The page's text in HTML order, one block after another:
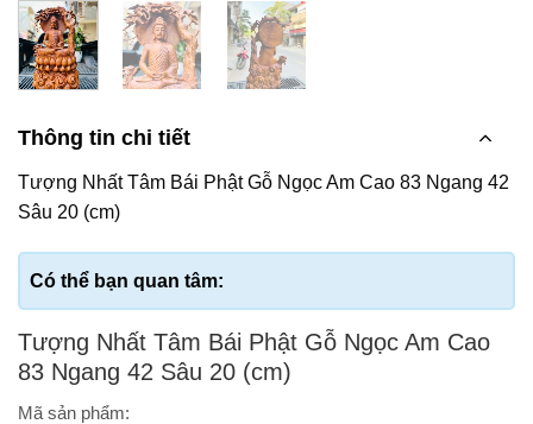
Thông tin chi tiết
Tượng Nhất Tâm Bái Phật Gỗ Ngọc Am Cao 83 Ngang 42
Sâu 20 (cm)
Tượng Nhất Tâm Bái Phật Gỗ Ngọc Am Cao
83 Ngang 42 Sâu 20 (cm)
Mã sản phẩm: